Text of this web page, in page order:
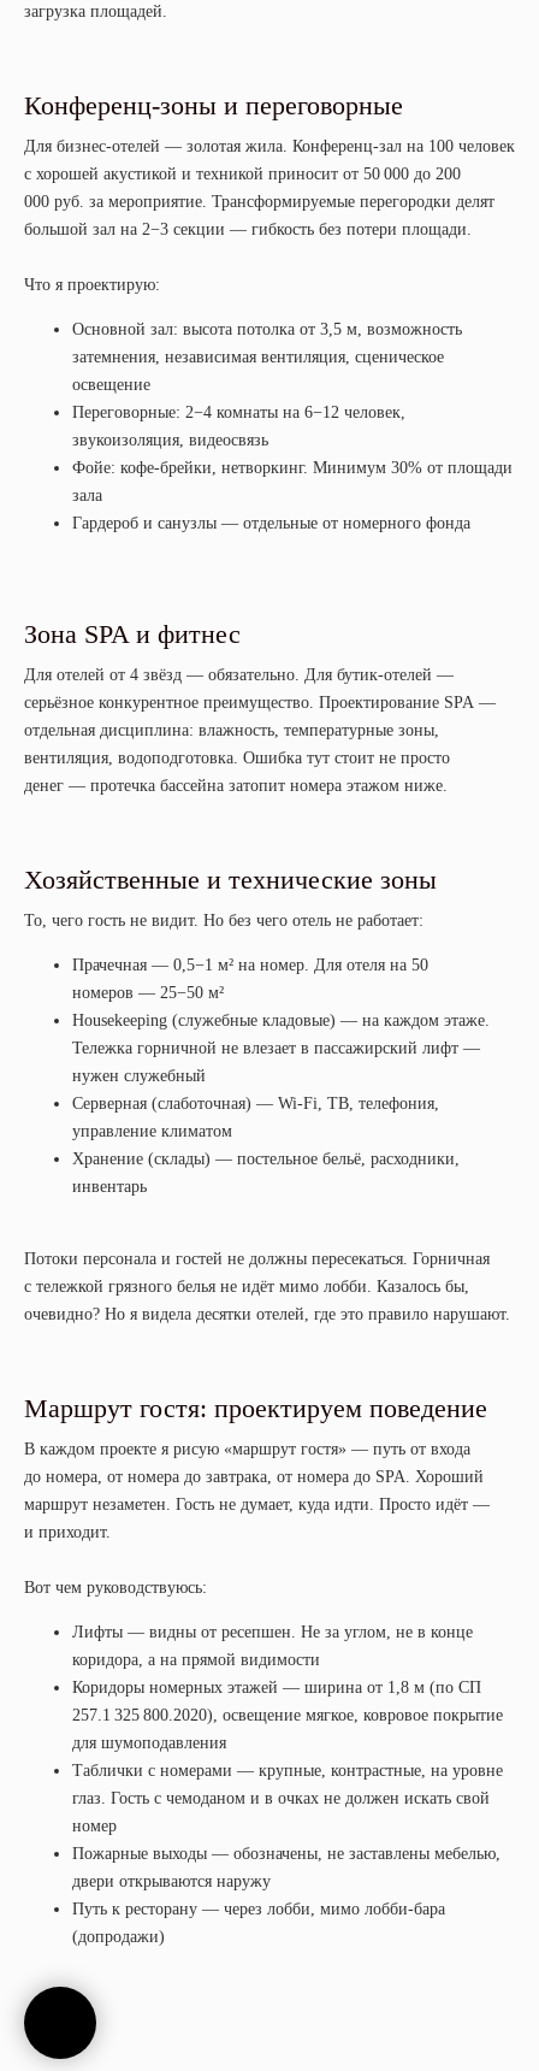
загрузка площадей.
Конференц-зоны и переговорные
Для бизнес-отелей — золотая жила. Конференц-зал на 100 человек
с хорошей акустикой и техникой приносит от 50 000 до 200
000 руб. за мероприятие. Трансформируемые перегородки делят
большой зал на 2−3 секции — гибкость без потери площади.
Что я проектирую:
Основной зал: высота потолка от 3,5 м, возможность
затемнения, независимая вентиляция, сценическое
освещение
Переговорные: 2−4 комнаты на 6−12 человек,
звукоизоляция, видеосвязь
Фойе: кофе-брейки, нетворкинг. Минимум 30% от площади
зала
Гардероб и санузлы — отдельные от номерного фонда
Зона SPA и фитнес
Для отелей от 4 звёзд — обязательно. Для бутик-отелей —
серьёзное конкурентное преимущество. Проектирование SPA —
отдельная дисциплина: влажность, температурные зоны,
вентиляция, водоподготовка. Ошибка тут стоит не просто
денег — протечка бассейна затопит номера этажом ниже.
Хозяйственные и технические зоны
То, чего гость не видит. Но без чего отель не работает:
Прачечная — 0,5−1 м² на номер. Для отеля на 50
номеров — 25−50 м²
Housekeeping (служебные кладовые) — на каждом этаже.
Тележка горничной не влезает в пассажирский лифт —
нужен служебный
Серверная (слаботочная) — Wi-Fi, ТВ, телефония,
управление климатом
Хранение (склады) — постельное бельё, расходники,
инвентарь
Потоки персонала и гостей не должны пересекаться. Горничная
с тележкой грязного белья не идёт мимо лобби. Казалось бы,
очевидно? Но я видела десятки отелей, где это правило нарушают.
Маршрут гостя: проектируем поведение
В каждом проекте я рисую «маршрут гостя» — путь от входа
до номера, от номера до завтрака, от номера до SPA. Хороший
маршрут незаметен. Гость не думает, куда идти. Просто идёт —
и приходит.
Вот чем руководствуюсь:
Лифты — видны от ресепшен. Не за углом, не в конце
коридора, а на прямой видимости
Коридоры номерных этажей — ширина от 1,8 м (по СП
257.1 325 800.2020), освещение мягкое, ковровое покрытие
для шумоподавления
Таблички с номерами — крупные, контрастные, на уровне
глаз. Гость с чемоданом и в очках не должен искать свой
номер
Пожарные выходы — обозначены, не заставлены мебелью,
двери открываются наружу
Путь к ресторану — через лобби, мимо лобби-бара
(допродажи)